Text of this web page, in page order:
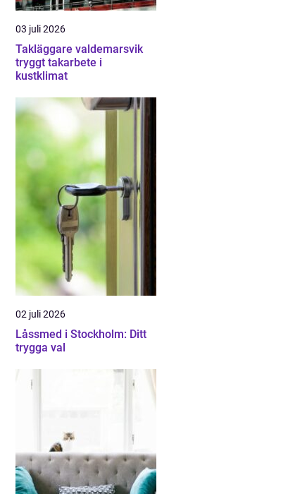
03 juli 2026
Takläggare valdemarsvik
tryggt takarbete i
kustklimat
02 juli 2026
Låssmed i Stockholm: Ditt
trygga val